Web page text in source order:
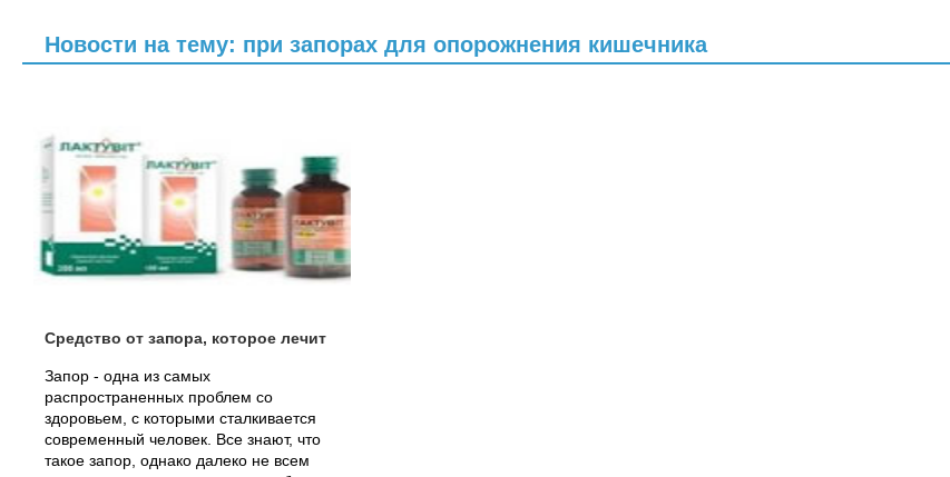
Новости на тему: при запорах для опорожнения кишечника
Средство от запора, которое лечит
Запор - одна из самых
распространенных проблем со
здоровьем, с которыми сталкивается
современный человек. Все знают, что
такое запор, однако далеко не всем